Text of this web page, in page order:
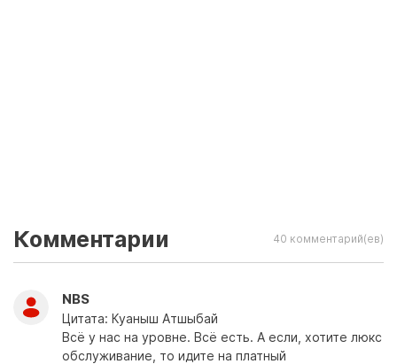
Комментарии 40 комментарий(ев)
NBS
Цитата: Куаныш Атшыбай
Всё у нас на уровне. Всё есть. А если, хотите люкс
обслуживание, то идите на платный